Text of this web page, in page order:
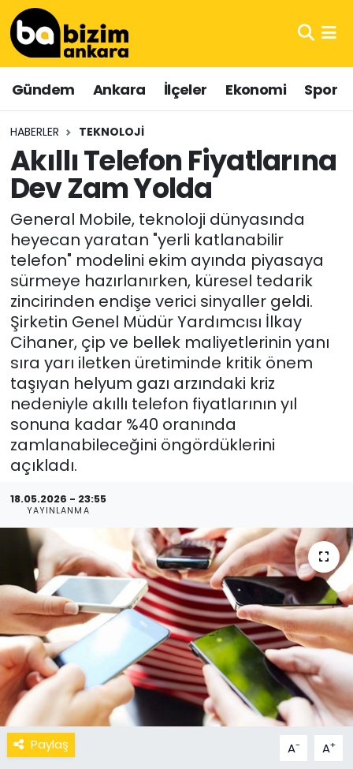
Gündem Ankara İlçeler Ekonomi Spor
HABERLER TEKNOLOJI
Akıllı Telefon Fiyatlarına
Dev Zam Yolda
General Mobile, teknoloji dünyasında
heyecan yaratan "yerli katlanabilir
telefon" modelini ekim ayında piyasaya
sürmeye hazırlanırken, küresel tedarik
zincirinden endişe verici sinyaller geldi.
Şirketin Genel Müdür Yardımcısı İlkay
Cihaner, çip ve bellek maliyetlerinin yanı
sıra yarı iletken üretiminde kritik önem
taşıyan helyum gazı arzındaki kriz
nedeniyle akıllı telefon fiyatlarının yıl
sonuna kadar %40 oranında
zamlanabileceğini öngördüklerini
açıkladı.
18.05.2026 - 23:55
YAYINLANMA
Paylaş A- A+
Hava Durumu
Trafik Durumu
Süper Lig Puan Durumu ve Fikstür
Tüm Manşetler
Son Dakika Haberleri
Haber Arşivi